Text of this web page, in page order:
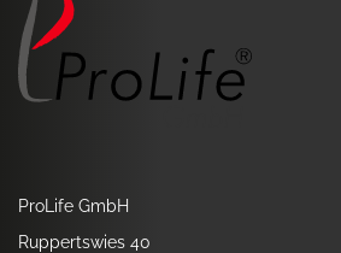
ProLife GmbH
Ruppertswies 40